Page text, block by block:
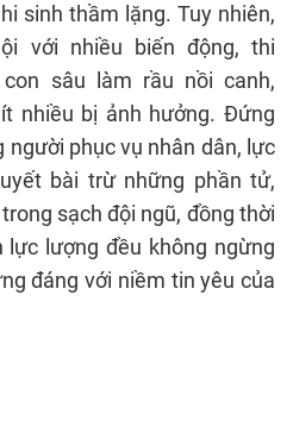
sinh thầm lặng. Tuy nhiên,
với nhiều biến động, thi
sâu làm rầu nồi canh,
nhiều bị ảnh hưởng. Đứng
phục vụ nhân dân, lực
bài trừ những phần tử,
sạch đội ngũ, đồng thời
lực lượng đều không ngừng
đáng với niềm tin yêu của